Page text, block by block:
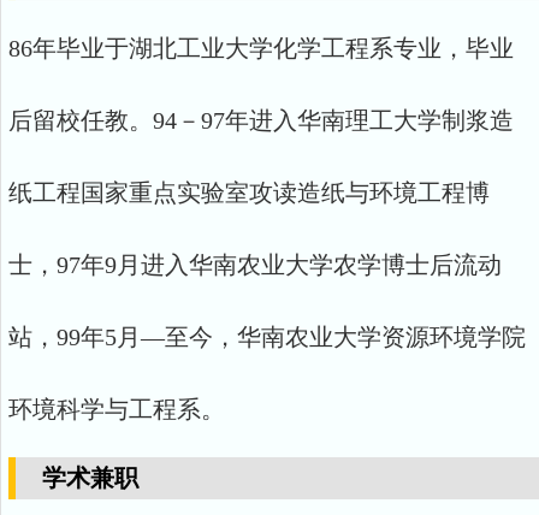
86年毕业于湖北工业大学化学工程系专业，毕业
后留校任教。94－97年进入华南理工大学制浆造
纸工程国家重点实验室攻读造纸与环境工程博
士，97年9月进入华南农业大学农学博士后流动
站，99年5月—至今，华南农业大学资源环境学院
环境科学与工程系。
学术兼职